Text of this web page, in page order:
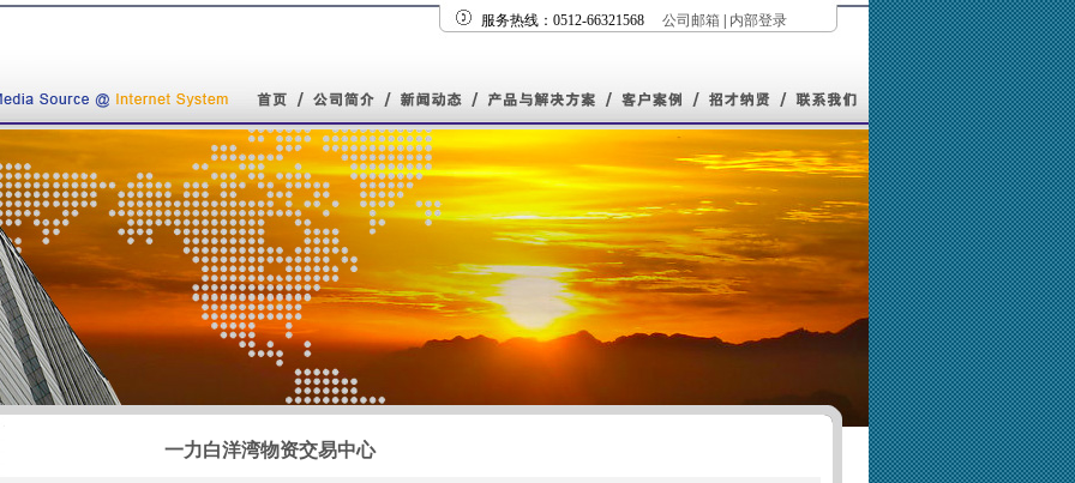
服务热线：0512-66321568 公司邮箱 内部登录
一力白洋湾物资交易中心